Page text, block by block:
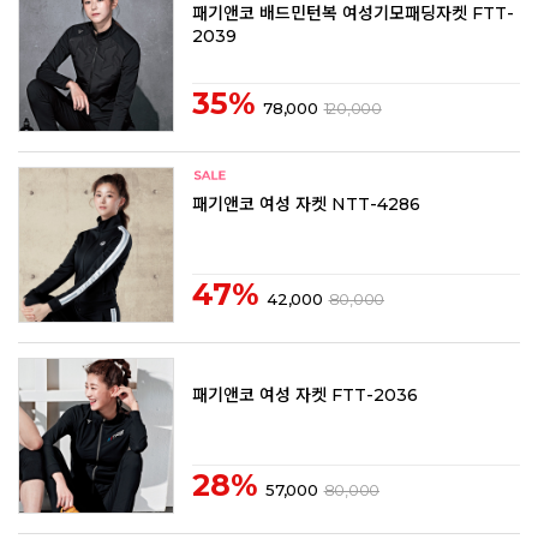
패기앤코 배드민턴복 여성기모패딩자켓 FTT-
2039
35% 78,000 120,000
패기앤코 여성 자켓 NTT-4286
47% 42,000 80,000
패기앤코 여성 자켓 FTT-2036
28% 57,000 80,000